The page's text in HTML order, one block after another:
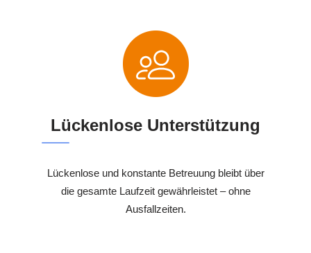
Lückenlose Unterstützung
Lückenlose und konstante Betreuung bleibt über
die gesamte Laufzeit gewährleistet – ohne
Ausfallzeiten.